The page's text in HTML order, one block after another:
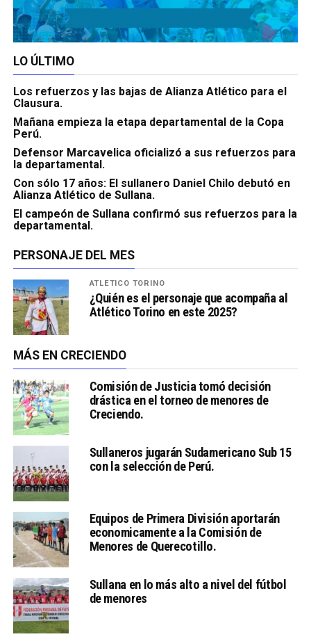
LO ÚLTIMO
Los refuerzos y las bajas de Alianza Atlético para el
Clausura.
Mañana empieza la etapa departamental de la Copa
Perú.
Defensor Marcavelica oficializó a sus refuerzos para
la departamental.
Con sólo 17 años: El sullanero Daniel Chilo debutó en
Alianza Atlético de Sullana.
El campeón de Sullana confirmó sus refuerzos para la
departamental.
PERSONAJE DEL MES
ATLÉTICO TORINO
¿Quién es el personaje que acompaña al
Atlético Torino en este 2025?
MÁS EN CRECIENDO
Comisión de Justicia tomó decisión
drástica en el torneo de menores de
Creciendo.
Sullaneros jugarán Sudamericano Sub 15
con la selección de Perú.
Equipos de Primera División aportarán
economicamente a la Comisión de
Menores de Querecotillo.
Sullana en lo más alto a nivel del fútbol
de menores